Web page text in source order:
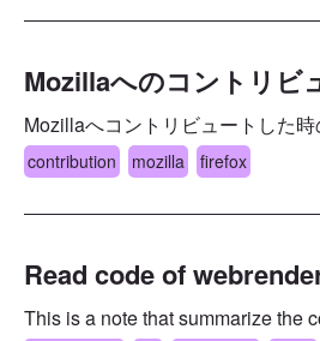
Mozillaへのコントリビ
Mozillaへコントリビュートした時
contribution mozilla firefox
Read code of
This is a note that summarize the